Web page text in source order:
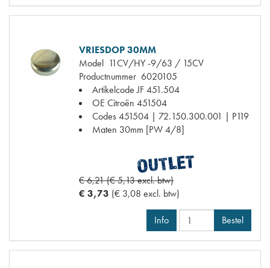
VRIESDOP 30MM
Model 11CV/HY -9/63 / 15CV
Productnummer 6020105
Artikelcode JF451.504
OE Citroën 451504
Codes451504 | 72.150.300.001 | P119
Maten 30mm [PW 4/8]
€ 6,21 (€ 5,13 excl. btw)
€ 3,73 (€ 3,08 excl. btw)
Info Bestel